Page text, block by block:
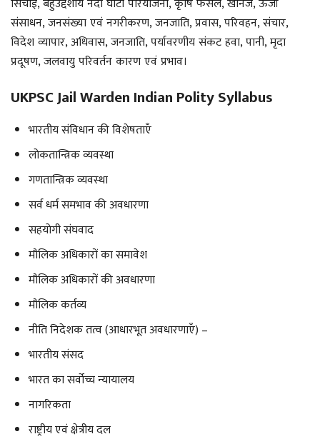
सिंचाई, बहुउद्देशीय नदी घाटी परियोजना, कृषि फसलें, खनिज, ऊर्जा
संसाधन, जनसंख्या एवं नगरीकरण, जनजाति, प्रवास, परिवहन, संचार,
विदेश व्यापार, अधिवास, जनजाति, पर्यावरणीय संकट हवा, पानी, मृदा
प्रदूषण, जलवायु परिवर्तन कारण एवं प्रभाव।
UKPSC Jail Warden Indian Polity Syllabus
भारतीय संविधान की विशेषताएँ
लोकतान्त्रिक व्यवस्था
गणतान्त्रिक व्यवस्था
सर्व धर्म समभाव की अवधारणा
सहयोगी संघवाद
मौलिक अधिकारों का समावेश
मौलिक अधिकारों की अवधारणा
मौलिक कर्तव्य
नीति निदेशक तत्व (आधारभूत अवधारणाएँ) –
भारतीय संसद
भारत का सर्वोच्च न्यायालय
नागरिकता
राष्ट्रीय एवं क्षेत्रीय दल